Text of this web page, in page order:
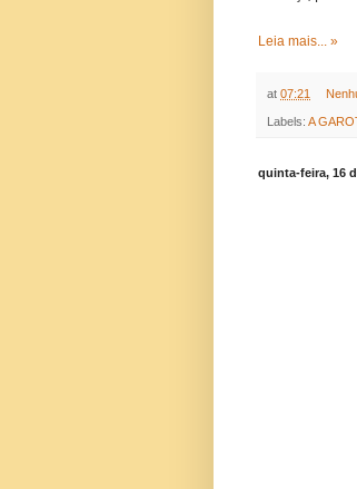
Leia mais... »
at 07:21
Labels: A
quinta-feira, 16